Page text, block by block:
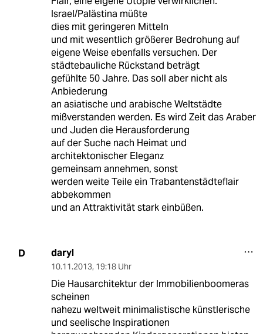
Israel/Palästina müßte
dies mit geringeren Mitteln
und mit wesentlich größerer Bedrohung auf
eigene Weise ebenfalls versuchen. Der
städtebauliche Rückstand beträgt
gefühlte 50 Jahre. Das soll aber nicht als
Anbiederung
an asiatische und arabische Weltstädte
mißverstanden werden. Es wird Zeit das Araber
und Juden die Herausforderung
auf der Suche nach Heimat und
architektonischer Eleganz
gemeinsam annehmen, sonst
werden weite Teile ein Trabantenstädteflair
abbekommen
und an Attraktivität stark einbüßen.
D daryl
10.11.2013, 19:18 Uhr
Die Hausarchitektur der Immobilienboomeras
scheinen
nahezu weltweit minimalistische künstlerische
und seelische Inspirationen